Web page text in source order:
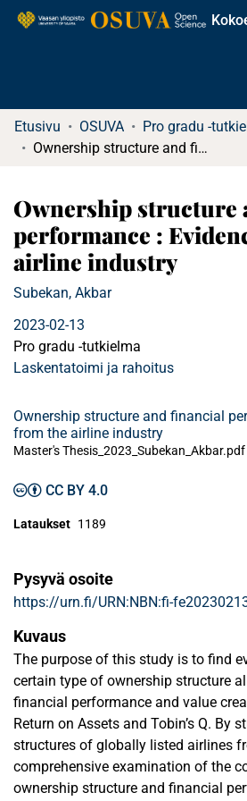
Etusivu OSUVA
Ownership structure and financial performance : Evidence from the airline industry
Ownership structure
performance :
airline industry
Subekan, Akbar
2023-02-13
Pro gradu -tutkielma
Laskentatoimi ja rahoitus
Ownership structure and financial
from the airline industry
Master's Thesis_2023_Subekan_Akbar.pdf
CC BY 4.0
Lataukset 1189
Pysyvä osoite
https://urn.fi/URN:NBN:fi-
Kuvaus
The purpose of this study is to find
certain type of ownership structure
financial performance and value
Return on Assets and Tobin’s Q. By
structures of globally listed airlines
comprehensive examination of the
ownership structure and financial